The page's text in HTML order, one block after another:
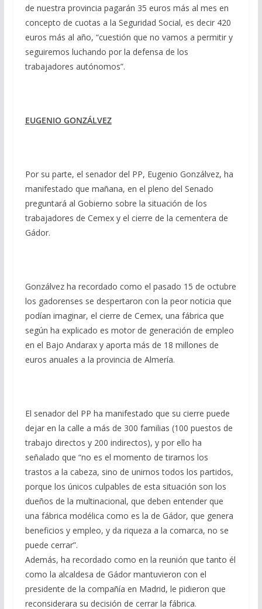
de nuestra provincia pagarán 35 euros más al mes en
concepto de cuotas a la Seguridad Social, es decir 420
euros más al año, “cuestión que no vamos a permitir y
seguiremos luchando por la defensa de los
trabajadores autónomos”.
EUGENIO GONZÁLVEZ
Por su parte, el senador del PP, Eugenio Gonzálvez, ha
manifestado que mañana, en el pleno del Senado
preguntará al Gobierno sobre la situación de los
trabajadores de Cemex y el cierre de la cementera de
Gádor.
Gonzálvez ha recordado como el pasado 15 de octubre
los gadorenses se despertaron con la peor noticia que
podían imaginar, el cierre de Cemex, una fábrica que
según ha explicado es motor de generación de empleo
en el Bajo Andarax y aporta más de 18 millones de
euros anuales a la provincia de Almería.
El senador del PP ha manifestado que su cierre puede
dejar en la calle a más de 300 familias (100 puestos de
trabajo directos y 200 indirectos), y por ello ha
señalado que “no es el momento de tirarnos los
trastos a la cabeza, sino de unirnos todos los partidos,
porque los únicos culpables de esta situación son los
dueños de la multinacional, que deben entender que
una fábrica modélica como es la de Gádor, que genera
beneficios y empleo, y da riqueza a la comarca, no se
puede cerrar”.
Además, ha recordado como en la reunión que tanto él
como la alcaldesa de Gádor mantuvieron con el
presidente de la compañía en Madrid, le pidieron que
reconsiderara su decisión de cerrar la fábrica.